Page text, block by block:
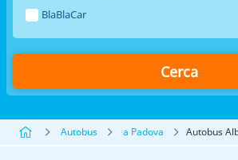
BlaBlaCar
Cerca
Autobus a Padova Autobus